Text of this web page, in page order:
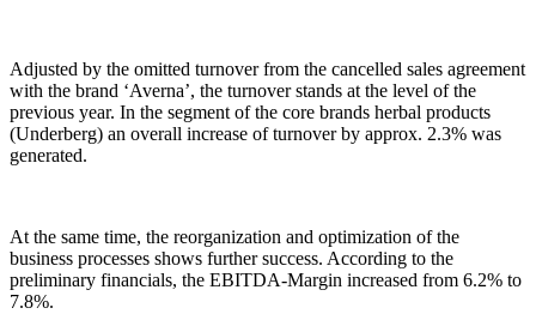
Adjusted by the omitted turnover from the cancelled sales agreement
with the brand ‘Averna’, the turnover stands at the level of the
previous year. In the segment of the core brands herbal products
(Underberg) an overall increase of turnover by approx. 2.3% was
generated.
At the same time, the reorganization and optimization of the
business processes shows further success. According to the
preliminary financials, the EBITDA-Margin increased from 6.2% to
7.8%.